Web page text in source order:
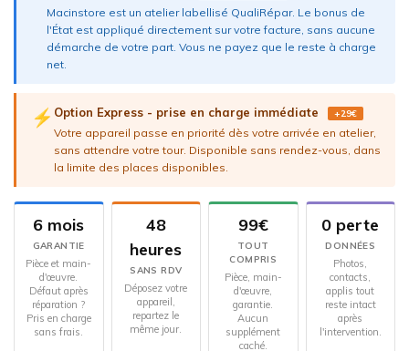
Macinstore est un atelier labellisé QualiRépar. Le bonus de
l'État est appliqué directement sur votre facture, sans aucune
démarche de votre part. Vous ne payez que le reste à charge
net.
⚡ Option Express - prise en charge immédiate +29€
Votre appareil passe en priorité dès votre arrivée en atelier,
sans attendre votre tour. Disponible sans rendez-vous, dans
la limite des places disponibles.
6 mois
GARANTIE
Pièce et main-
d'œuvre.
Défaut après
réparation ?
Pris en charge
sans frais.
48
heures
SANS RDV
Déposez votre
appareil,
repartez le
même jour.
99€
TOUT
COMPRIS
Pièce, main-
d'œuvre,
garantie.
Aucun
supplément
caché.
0 perte
DONNÉES
Photos,
contacts,
applis tout
reste intact
après
l'intervention.